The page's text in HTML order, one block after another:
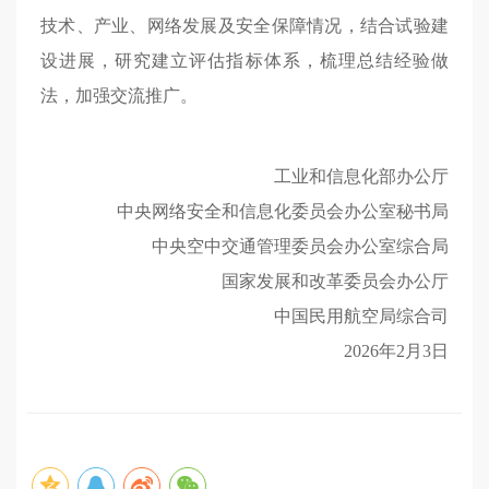
技术、产业、网络发展及安全保障情况，结合试验建
设进展，研究建立评估指标体系，梳理总结经验做
法，加强交流推广。
工业和信息化部办公厅
中央网络安全和信息化委员会办公室秘书局
中央空中交通管理委员会办公室综合局
国家发展和改革委员会办公厅
中国民用航空局综合司
2026年2月3日